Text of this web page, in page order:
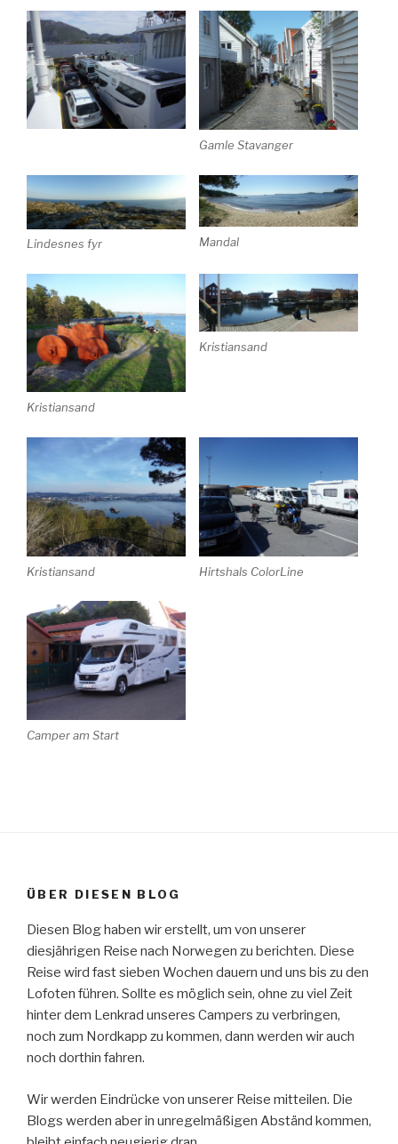
Gamle Stavanger
Lindesnes fyr Mandal
Kristiansand
Kristiansand
Kristiansand Hirtshals ColorLine
Camper am Start
ÜBER DIESEN BLOG
Diesen Blog haben wir erstellt, um von unserer
diesjährigen Reise nach Norwegen zu berichten. Diese
Reise wird fast sieben Wochen dauern und uns bis zu den
Lofoten führen. Sollte es möglich sein, ohne zu viel Zeit
hinter dem Lenkrad unseres Campers zu verbringen,
noch zum Nordkapp zu kommen, dann werden wir auch
noch dorthin fahren.
Wir werden Eindrücke von unserer Reise mitteilen. Die
Blogs werden aber in unregelmäßigen Abständ kommen,